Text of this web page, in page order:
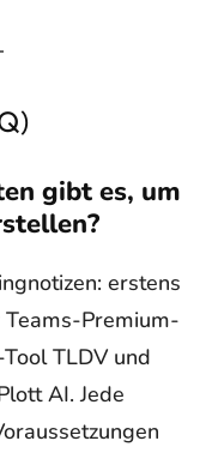
gibt es, um
erstens
Premium-
TLDV und
AI. Jede